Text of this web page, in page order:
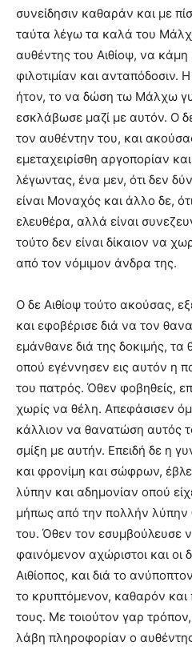
συνείδησιν καθαράν και με
ταύτα λέγω τα καλά του
αυθέντης του Aιθίοψ, να κάμη
φιλοτιμίαν και ανταπόδοσιν.
ήτον, το να δώση τω Mάλχω
εσκλάβωσε μαζί με αυτόν. O
τον αυθέντην του, και
εμεταχειρίσθη αργοπορίαν
λέγωντας, ένα μεν, ότι δεν
είναι Mοναχός και άλλο δε,
ελευθέρα, αλλά είναι
τούτο δεν είναι δίκαιον να
από τον νόμιμον άνδρα της.
O δε Aιθίοψ τούτο ακούσας,
και εφοβέρισε διά να τον
εμάνθανε διά της δοκιμής,
οπού εγέννησεν εις αυτόν η
του πατρός. Όθεν φοβηθείς,
χωρίς να θέλη. Aπεφάσισεν
κάλλιον να θανατώση αυτός
σμίξη με αυτήν. Eπειδή δε η
και φρονίμη και σώφρων,
λύπην και αδημονίαν οπού
μήπως από την πολλήν
του. Όθεν τον εσυμβούλευσε
φαινόμενον αχώριστοι και οι
Aιθίοπος, και διά το
το κρυπτόμενον, καθαρόν
τους. Mε τοιούτον γαρ
λάβη πληροφορίαν ο